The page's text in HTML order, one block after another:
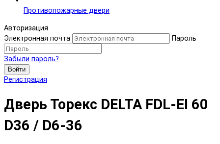
Противопожарные двери
Авторизация
Электронная почта
Пароль
Забыли пароль?
Войти
Регистрация
Дверь Торекс DELTA FDL-EI 60
D36 / D6-36